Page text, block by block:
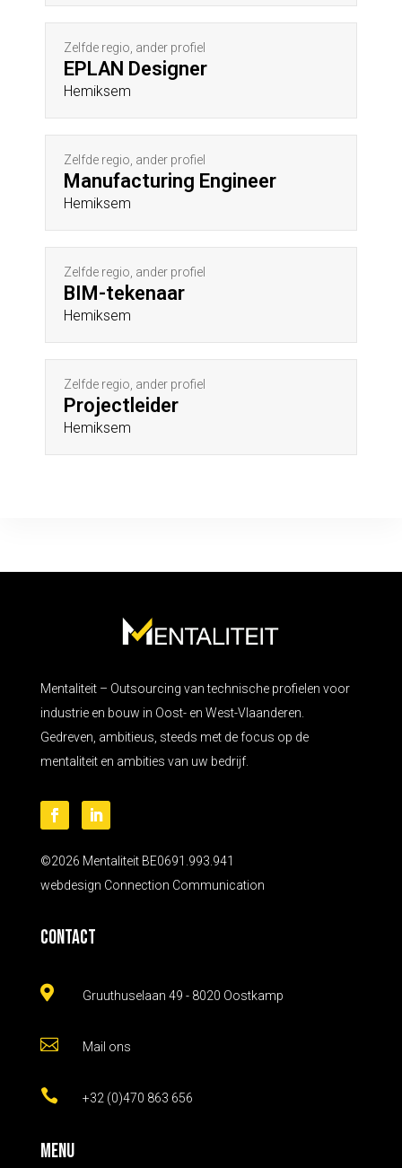
Zelfde regio, ander profiel
EPLAN Designer
Hemiksem
Zelfde regio, ander profiel
Manufacturing Engineer
Hemiksem
Zelfde regio, ander profiel
BIM-tekenaar
Hemiksem
Zelfde regio, ander profiel
Projectleider
Hemiksem
Mentaliteit – Outsourcing van technische profielen voor
industrie en bouw in Oost- en West-Vlaanderen.
Gedreven, ambitieus, steeds met de focus op de
mentaliteit en ambities van uw bedrijf.
©2026 Mentaliteit BE0691.993.941
webdesign Connection Communication
Contact
 Gruuthuselaan 49 - 8020 Oostkamp
 Mail ons
 +32 (0)470 863 656
Menu